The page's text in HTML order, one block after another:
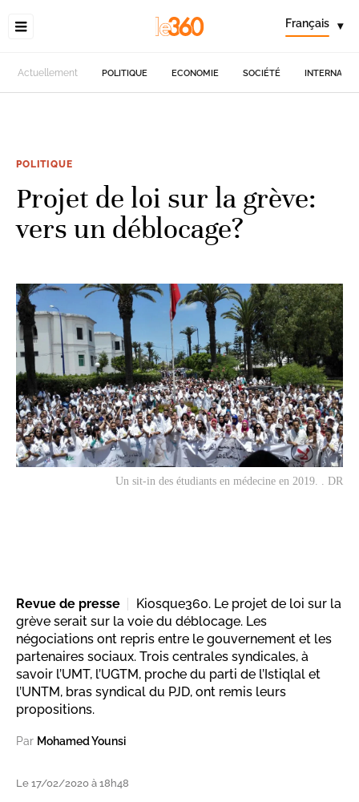
Français ▾
Actuellement POLITIQUE ECONOMIE SOCIÉTÉ
POLITIQUE
Projet de loi sur la grève:
vers un déblocage?
Un sit-in des étudiants en médecine en 2019. . DR
Revue de presse
Kiosque360. Le projet de loi sur la
grève serait sur la voie du déblocage. Les
négociations ont repris entre le gouvernement et les
partenaires sociaux. Trois centrales syndicales, à
savoir l’UMT, l’UGTM, proche du parti de l’Istiqlal et
l’UNTM, bras syndical du PJD, ont remis leurs
propositions.
Par Mohamed Younsi
Le 17/02/2020 à 18h48